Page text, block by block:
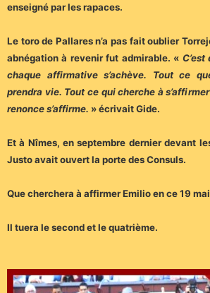
enseigné par les rapaces.
Le toro de Pallares n’a pas fait oublier
abnégation à revenir fut admirable. «
chaque affirmative s’achève. Tout ce
prendra vie. Tout ce qui cherche à
renonce s’affirme. » écrivait Gide.
Et à Nîmes, en septembre dernier devant
Justo avait ouvert la porte des Consuls.
Que cherchera à affirmer Emilio en ce 19
Il tuera le second et le quatrième.